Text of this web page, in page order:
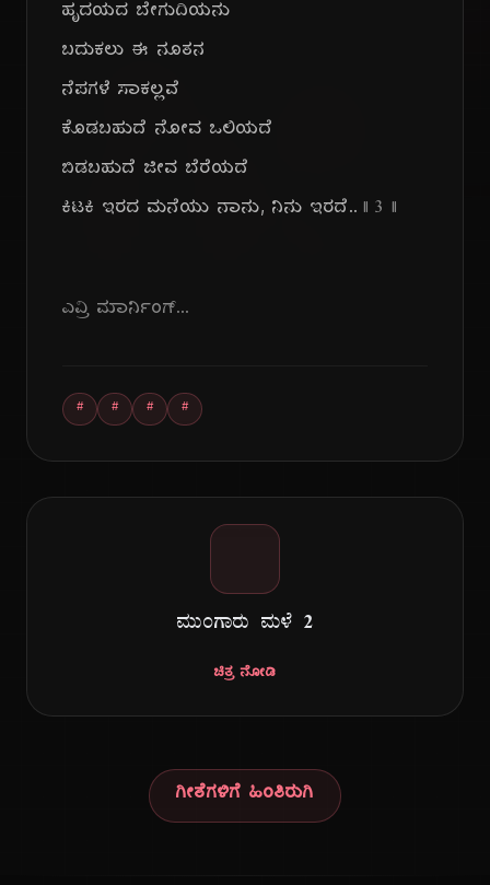
ಗೀ
ಹೃದಯದ ಬೇಗುದಿಯನು
ಬದುಕಲು ಈ ನೂತನ
ನೆಪಗಳೆ ಸಾಕಲ್ಲವೆ
ಕೊಡಬಹುದೆ ನೋವ ಒಲಿಯದೆ
ಬಿಡಬಹುದೆ ಜೀವ ಬೆರೆಯದೆ
ಕಿಟಕಿ ಇರದ ಮನೆಯು ನಾನು, ನಿನು ಇರದೆ.. || ೩ ||
ಎವ್ರಿ ಮಾರ್ನಿಂಗ್...
# # # #
ಮುಂಗಾರು ಮಳೆ ೨
ಚಿತ್ರ ನೋಡಿ
ಗೀತೆಗಳಿಗೆ ಹಿಂತಿರುಗಿ